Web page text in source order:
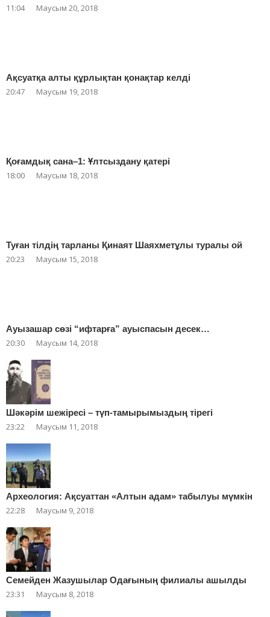
11:04 Маусым 20, 2018
Ақсуатқа алты құрлықтан қонақтар келді
20:47 Маусым 19, 2018
Қоғамдық сана–1: Ұлтсыздану қатері
18:00 Маусым 18, 2018
Туған тілдің тарланы Қинаят Шаяхметұлы туралы ой
20:23 Маусым 15, 2018
Ауызашар сөзі “ифтарға” ауыспасын десек…
20:30 Маусым 14, 2018
Шәкәрім шежіресі – түп-тамырымыздың тірегі
23:22 Маусым 11, 2018
Археология: Ақсуаттан «Алтын адам» табылуы мүмкін
22:28 Маусым 9, 2018
Cемейден Жазушылар Одағының филиалы ашылды
23:31 Маусым 8, 2018